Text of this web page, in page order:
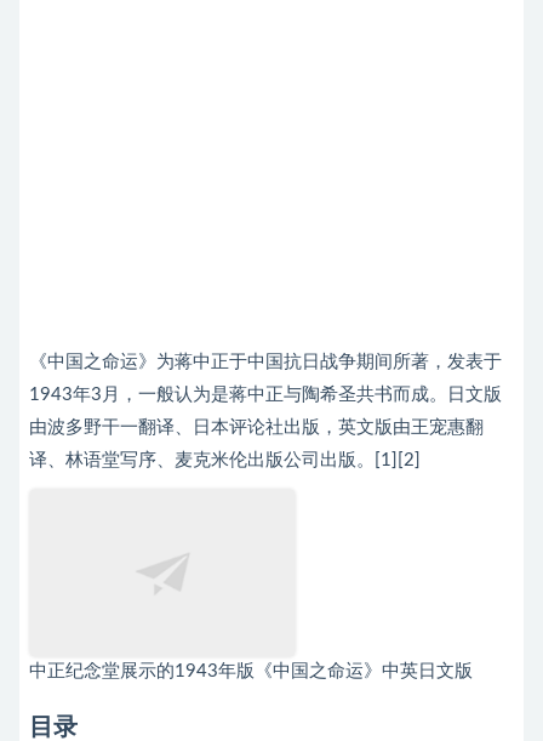
《中国之命运》为蒋中正于中国抗日战争期间所著，发表于
1943年3月，一般认为是蒋中正与陶希圣共书而成。日文版
由波多野干一翻译、日本评论社出版，英文版由王宠惠翻
译、林语堂写序、麦克米伦出版公司出版。[1][2]
中正纪念堂展示的1943年版《中国之命运》中英日文版
目录